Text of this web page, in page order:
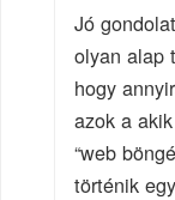
Jó
olyan alap
hogy
azok a
“web
történik